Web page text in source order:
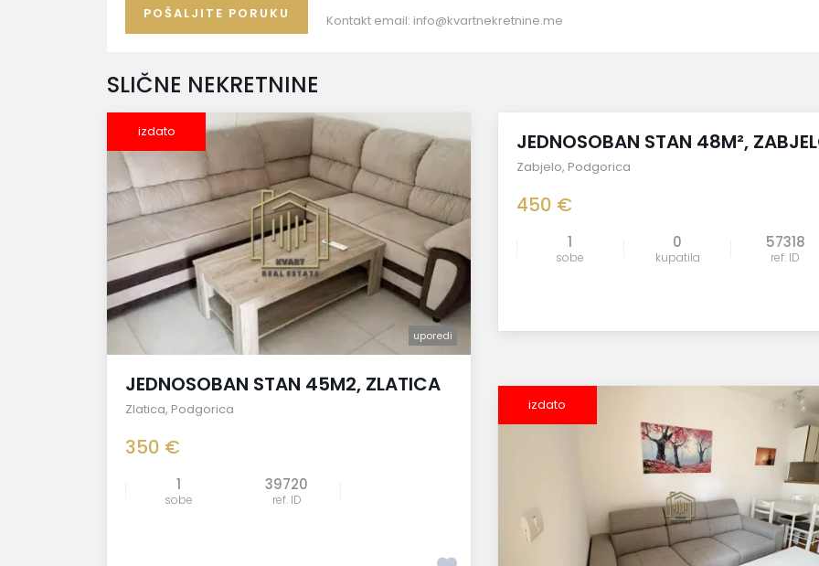
Kontakt email: info@kvartnekretnine.me
SLIČNE NEKRETNINE
izdato
uporedi
JEDNOSOBAN STAN 45M2, ZLATICA
Zlatica, Podgorica
350 €
1
sobe
39720
ref. ID
izdato
uporedi
JEDNOSOBAN STAN 48M²,
Zabjelo, Podgorica
450 €
1
sobe
0
kupatila
57318
ref. ID
izdato